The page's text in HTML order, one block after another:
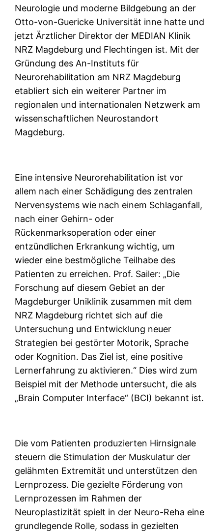
Neurologie und moderne Bildgebung an der
Otto-von-Guericke Universität inne hatte und
jetzt Ärztlicher Direktor der MEDIAN Klinik
NRZ Magdeburg und Flechtingen ist. Mit der
Gründung des An-Instituts für
Neurorehabilitation am NRZ Magdeburg
etabliert sich ein weiterer Partner im
regionalen und internationalen Netzwerk am
wissenschaftlichen Neurostandort
Magdeburg.
Eine intensive Neurorehabilitation ist vor
allem nach einer Schädigung des zentralen
Nervensystems wie nach einem Schlaganfall,
nach einer Gehirn- oder
Rückenmarksoperation oder einer
entzündlichen Erkrankung wichtig, um
wieder eine bestmögliche Teilhabe des
Patienten zu erreichen. Prof. Sailer: „Die
Forschung auf diesem Gebiet an der
Magdeburger Uniklinik zusammen mit dem
NRZ Magdeburg richtet sich auf die
Untersuchung und Entwicklung neuer
Strategien bei gestörter Motorik, Sprache
oder Kognition. Das Ziel ist, eine positive
Lernerfahrung zu aktivieren.“ Dies wird zum
Beispiel mit der Methode untersucht, die als
„Brain Computer Interface“ (BCI) bekannt ist.
Die vom Patienten produzierten Hirnsignale
steuern die Stimulation der Muskulatur der
gelähmten Extremität und unterstützen den
Lernprozess. Die gezielte Förderung von
Lernprozessen im Rahmen der
Neuroplastizität spielt in der Neuro-Reha eine
grundlegende Rolle, sodass in gezielten